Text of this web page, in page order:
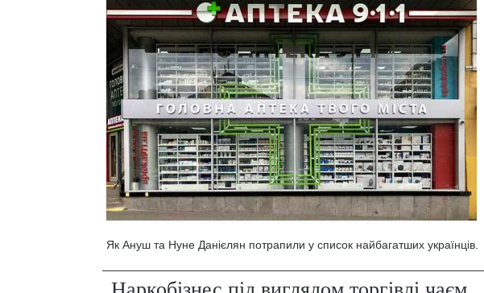
Як Ануш та Нуне Данієлян потрапили у список найбагатших українців.